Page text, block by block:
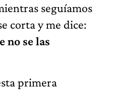
seguíamos
corta y me dice:
no se las
primera